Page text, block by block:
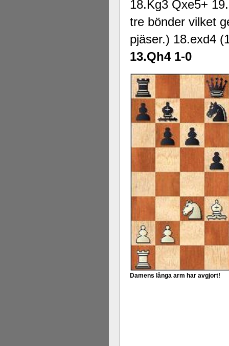
18.Kg3 Qxe5+
tre bönder vilket
pjäser.) 18.exd4
13.Qh4 1-0
Damens långa arm har avgjort!